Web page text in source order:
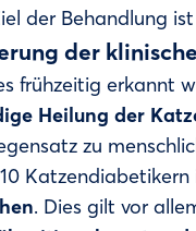
der Behandlung
der
frühzeitig erkannt
Heilung der
zu
Katzendiabetikern
. Dies gilt vor